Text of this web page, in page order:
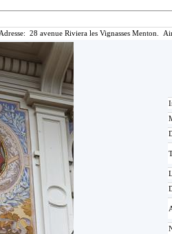
28 avenue Riviera les Vignasses Menton.